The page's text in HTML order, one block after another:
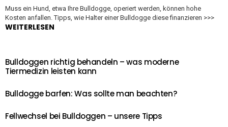
Muss ein Hund, etwa Ihre Bulldogge, operiert werden, können hohe
Kosten anfallen. Tipps, wie Halter einer Bulldogge diese finanzieren >>>
WEITERLESEN
Bulldoggen richtig behandeln – was moderne
Tiermedizin leisten kann
Bulldogge barfen: Was sollte man beachten?
Fellwechsel bei Bulldoggen – unsere Tipps